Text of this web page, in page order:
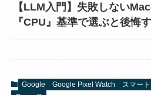
【LLM入門】失敗しない
『CPU』基準で選ぶと後悔
Google Google Pixel Watch スマー